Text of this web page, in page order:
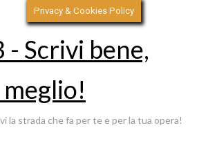
- Scrivi bene,
la strada che fa per te e per la tua opera!
Privacy & Cookies Policy